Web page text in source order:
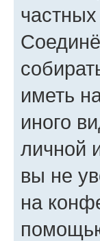
иметь
иного
личной
вы не
на